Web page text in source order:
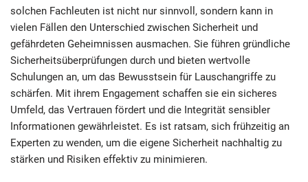
solchen Fachleuten ist nicht nur sinnvoll, sondern kann in
vielen Fällen den Unterschied zwischen Sicherheit und
gefährdeten Geheimnissen ausmachen. Sie führen gründliche
Sicherheitsüberprüfungen durch und bieten wertvolle
Schulungen an, um das Bewusstsein für Lauschangriffe zu
schärfen. Mit ihrem Engagement schaffen sie ein sicheres
Umfeld, das Vertrauen fördert und die Integrität sensibler
Informationen gewährleistet. Es ist ratsam, sich frühzeitig an
Experten zu wenden, um die eigene Sicherheit nachhaltig zu
stärken und Risiken effektiv zu minimieren.